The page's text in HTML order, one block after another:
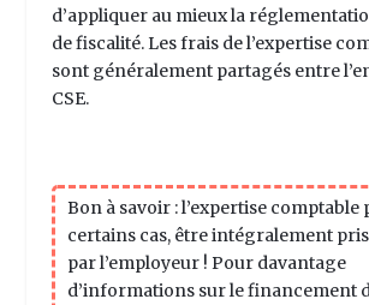
d’appliquer au mieux la
de fiscalité. Les frais de l’expertise
sont généralement partagés entre
CSE.
Bon à savoir :l’expertise comptable
certains cas, êtreintégralement
par l’employeur ! Pour davantage
d’informations sur le financement